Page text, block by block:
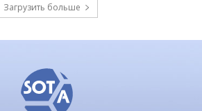
Загрузить больше